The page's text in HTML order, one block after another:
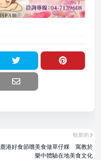
較新的
鹿港好食節嚐美食做草仔粿 寓教於
樂中體驗在地美食文化